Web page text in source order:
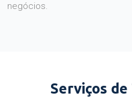
negócios.
Serviços